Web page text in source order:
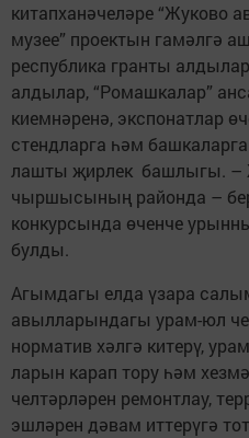
китапханәчеләре “Жуково
музее” проектын гамәлгә
республика гранты
алдылар, “Ромашкалар”
киемнәренә, экспонатлар
стендларга һәм
лашты җирлек башлыгы. –
чыршысының районда –
конкурсында өченче
булды.
Агымдагы елда үзара
авылларындагы урам-юл
норматив хәлгә китерү,
ларын карап тору һәм
челтәрләрен ремонтлау,
эшләрен дәвам иттерүгә